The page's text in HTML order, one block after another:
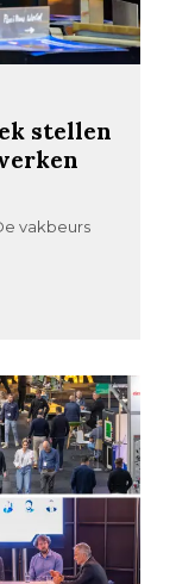
stellen
vakbeurs